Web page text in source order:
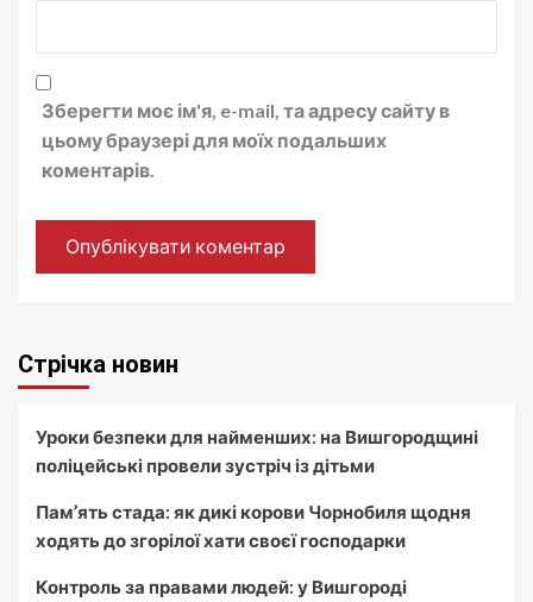
Зберегти моє ім'я, e-mail, та адресу сайту в
цьому браузері для моїх подальших
коментарів.
Стрічка новин
Уроки безпеки для найменших: на Вишгородщині
поліцейські провели зустріч із дітьми
Пам’ять стада: як дикі корови Чорнобиля щодня
ходять до згорілої хати своєї господарки
Контроль за правами людей: у Вишгороді